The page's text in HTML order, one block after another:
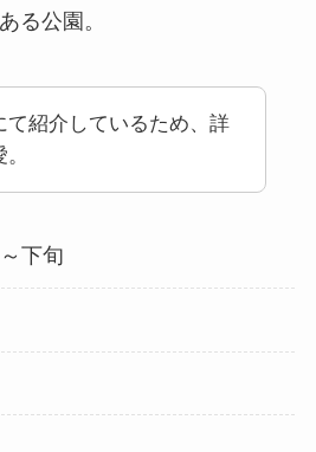
る公園。
て紹介しているため、詳
下旬